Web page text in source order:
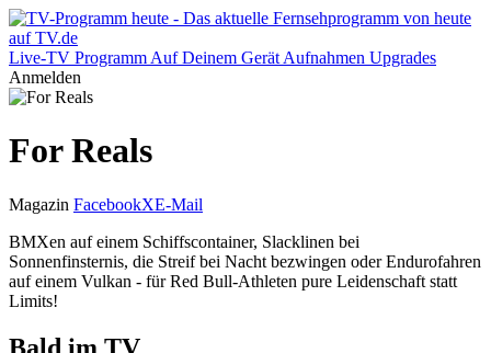
Live-TV Programm Auf Deinem Gerät Aufnahmen Upgrades
Anmelden
For Reals
Magazin FacebookXE-Mail
BMXen auf einem Schiffscontainer, Slacklinen bei
Sonnenfinsternis, die Streif bei Nacht bezwingen oder Endurofahren
auf einem Vulkan - für Red Bull-Athleten pure Leidenschaft statt
Limits!
Bald im TV